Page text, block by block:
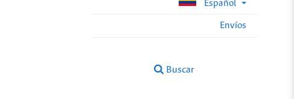
Español
Envíos
Buscar